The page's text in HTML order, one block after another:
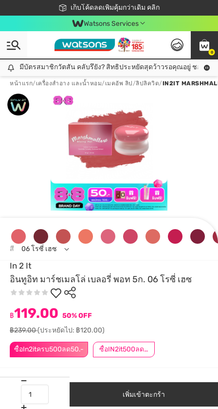
เก็บโค้ดลดเพิ่มคุ้มกว่าเดิม คลิก
ชอปออนไลน์ครั้งแรก ลดเพิ่มจุก ๆ 10%! 🎉
📦ส่งฟรี! เมื่อชอป 499฿
สมาชิกวัตสัน คลับดียังไง?
Watsons Services
0
มีบัตรสมาชิกวัตสัน คลับรึยัง? สิทธิประหยัดสุดว้าวรอคุณอยู่ ชอปคุ้มกว่าเดิม คลิก!
มีบัตรสมาชิกวัตสัน คลับรึยัง? สิทธิประหยัดสุดว้าวรอคุณอยู่ ชอปคุ้มก
หน้าแรก/ เครื่องสำอาง และน้ำหอม/ เมคอัพ ลิป /ลิปลิควิด/IN2IT
In 2 It
อินทูอิท มาร์ชเมลโล่ เบลอรี่ พอท 5ก. 06 โรซี่ เฮซ
ซื้อIn2itครบ500ลด50.- ซื้อIN2it500ลด50.-
฿119.00 50% OFF
฿239.00(ประหยัดไป: ฿120.00)
สี 06 โรซี่ เฮซ
เพิ่มเข้าตะกร้า